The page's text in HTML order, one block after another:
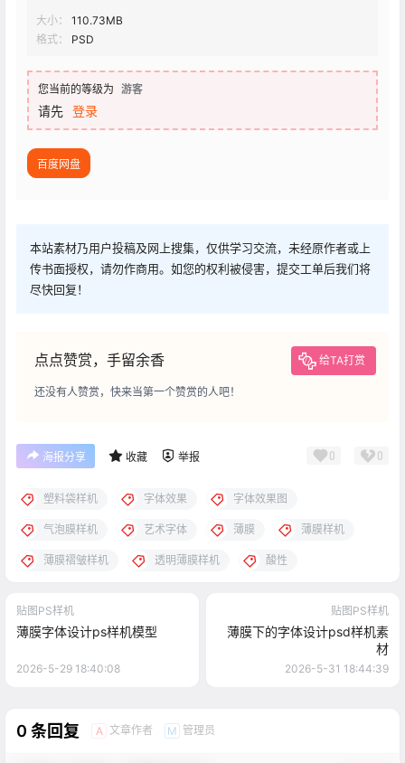
大小：
110.73MB
格式：
PSD
您当前的等级为 游客
请先 登录
百度网盘
本站素材乃用户投稿及网上搜集，仅供学习交流，未经原作者或上
传书面授权，请勿作商用。如您的权利被侵害，提交工单后我们将
尽快回复！
点点赞赏，手留余香 给TA打赏
还没有人赞赏，快来当第一个赞赏的人吧！
海报分享 收藏 举报 0 0
塑料袋样机 字体效果 字体效果图
气泡膜样机 艺术字体 薄膜 薄膜样机
薄膜褶皱样机 透明薄膜样机 酸性
贴图PS样机
薄膜字体设计ps样机模型
2026-5-29 18:40:08
贴图PS样机
薄膜下的字体设计psd样机素
材
2026-5-31 18:44:39
0 条回复 A 文章作者 M 管理员